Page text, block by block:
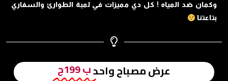
وكمان ضد المياه ! كل دي مميزات في لمبة الطوارئ والسفاري
بتاعتنا
عرض مصباح واحدب 199ج